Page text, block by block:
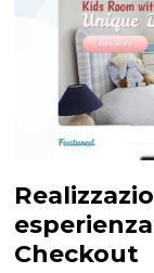
Checkout